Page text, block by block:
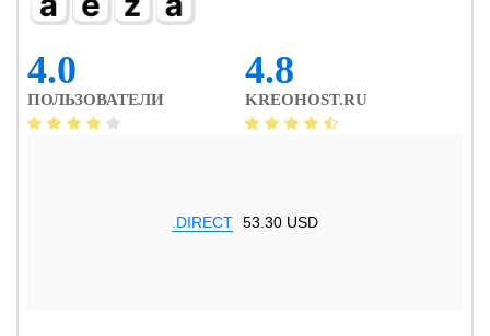
4.0
ПОЛЬЗОВАТЕЛИ
4.8
KREOHOST.RU
.DIRECT 53.30 USD